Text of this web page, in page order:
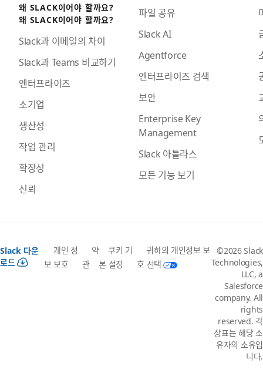
왜 SLACK이어야 할까요?
왜 SLACK이어야 할까요?
Slack과 이메일의 차이
Slack과 Teams 비교하기
엔터프라이즈
소기업
생산성
작업 관리
확장성
신뢰
파일 공유
Slack AI
Agentforce
엔터프라이즈 검색
보안
Enterprise Key
Management
Slack 아틀라스
모든 기능 보기
Slack 다운
로드
개인 정
보 보호
약
관
쿠키 기
본 설정
귀하의 개인정보 보
호 선택
©2026 Slack
Technologies,
LLC, a
Salesforce
company. All
rights
reserved. 각
상표는 해당 소
유자의 소유입
니다.